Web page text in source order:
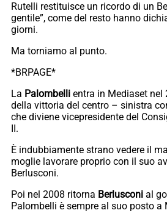
Rutelli restituisce un ricordo di un
gentile”, come del resto hanno
giorni.
Ma torniamo al punto.
*BRPAGE*
La Palombelli entra in Mediaset nel
della vittoria del centro – sinistra
che diviene vicepresidente del
II.
È indubbiamente strano vedere il
moglie lavorare proprio con il suo
Berlusconi.
Poi nel 2008 ritorna Berlusconi al
Palombelli è sempre al suo posto a